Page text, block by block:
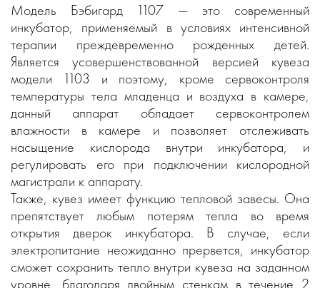
Модель Бэбигард 1107 — это современный
инкубатор, применяемый в условиях интенсивной
терапии преждевременно рожденных детей.
Является усовершенствованной версией кувеза
модели 1103 и поэтому, кроме сервоконтроля
температуры тела младенца и воздуха в камере,
данный аппарат обладает сервоконтролем
влажности в камере и позволяет отслеживать
насыщение кислорода внутри инкубатора, и
регулировать его при подключении кислородной
магистрали к аппарату.
Также, кувез имеет функцию тепловой завесы. Она
препятствует любым потерям тепла во время
открытия дверок инкубатора. В случае, если
электропитание неожиданно прервется, инкубатор
сможет сохранить тепло внутри кувеза на заданном
уровне, благодаря двойным стенкам в течение 2